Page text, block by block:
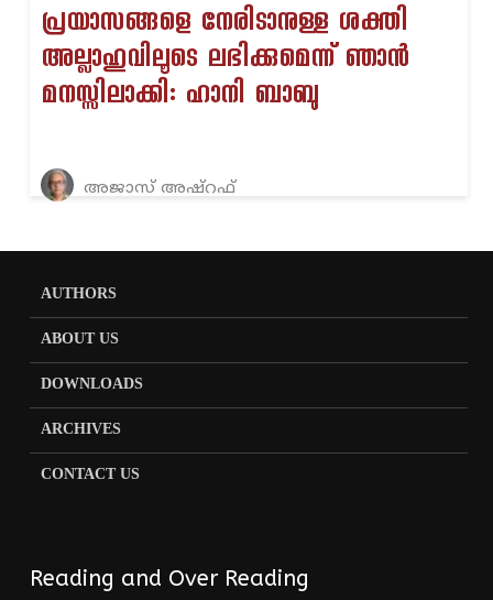
പ്രയാസങ്ങളെ നേരിടാനുള്ള ശക്തി
അല്ലാഹുവിലൂടെ ലഭിക്കുമെന്ന് ഞാൻ
മനസ്സിലാക്കി: ഹാനി ബാബു
അജാസ് അഷ്റഫ്
AUTHORS
ABOUT US
DOWNLOADS
ARCHIVES
CONTACT US
Reading and Over Reading